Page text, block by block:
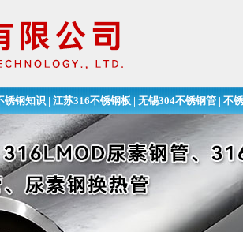
锈钢知识 | 江苏316不锈钢板 | 无锡304不锈钢管 | 不